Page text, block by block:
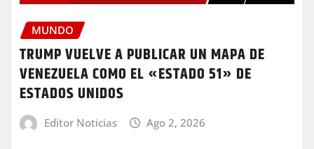
MUNDO
TRUMP VUELVE A PUBLICAR UN MAPA DE
VENEZUELA COMO EL «ESTADO 51» DE
ESTADOS UNIDOS
Editor Noticias Ago 2, 2026